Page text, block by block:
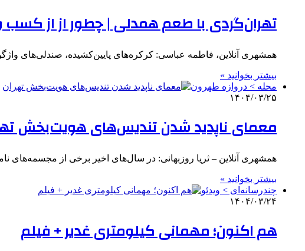
تهران‌گردی با طعم همدلی | چطور از از کسب
همشهری آنلاین، فاطمه عباسی: کرکره‌های پایین‌کشیده،
بیشتر بخوانید »
محله > دروازه طهرون
۱۴۰۴/۰۳/۲۵
معمای ناپدید شدن تندیس‌های هویت‌بخش
همشهری آنلاین – ثریا روزبهانی: در سال‌های اخیر برخی از مجسمه‌های
بیشتر بخوانید »
چندرسانه‌ای > ویدئو
۱۴۰۴/۰۳/۲۴
هم اکنون؛ مهمانی کیلومتری غدیر + فیلم